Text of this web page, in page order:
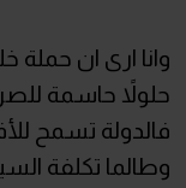
وانا ارى ان
حلولاً حاسمة
فالدولة تسمح
وطالما تكلفة